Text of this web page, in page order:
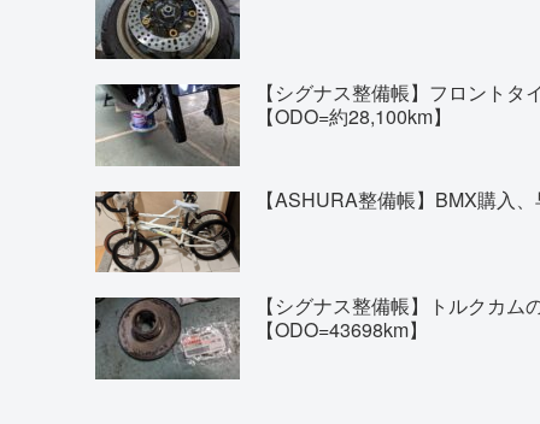
【シグナス整備帳】フロント
【ODO=約28,100km】
【ASHURA整備帳】BMX購入
【シグナス整備帳】トルクカ
【ODO=43698km】